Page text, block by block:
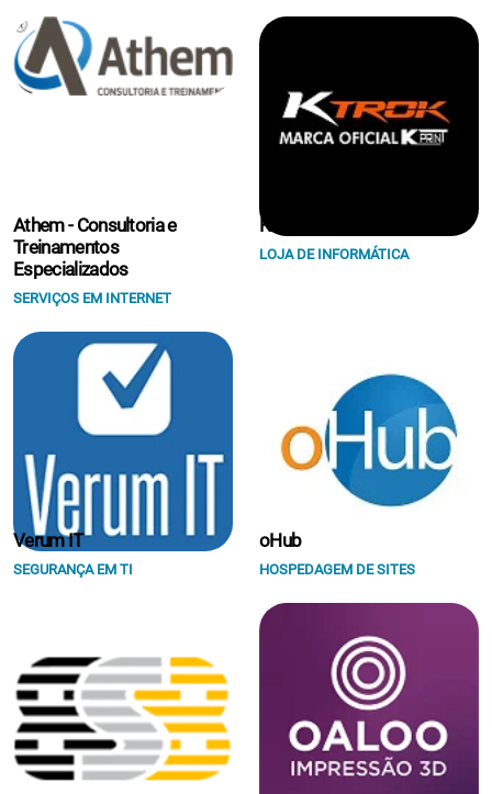
Athem - Consultoria e
Treinamentos
Especializados
SERVIÇOS EM INTERNET
K Print Suprimentos Eireli.
LOJA DE INFORMÁTICA
Verum IT
SEGURANÇA EM TI
oHub
HOSPEDAGEM DE SITES